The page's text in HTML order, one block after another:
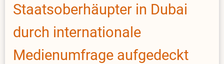
Staatsoberhäupter in Dubai
durch internationale
Medienumfrage aufgedeckt